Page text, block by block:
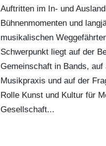
Auftritten im In- und
Bühnenmomenten und
musikalischen
Schwerpunkt liegt auf der
Gemeinschaft in Bands, auf
Musikpraxis und auf der
Rolle Kunst und Kultur für
Gesellschaft...